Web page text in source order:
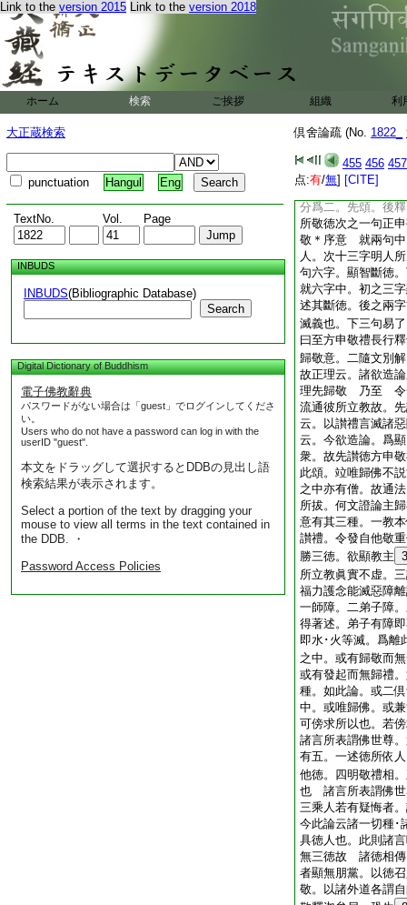
Link to the version 2015 Link to the version 2018
ホーム 検索 ご挨拶 組織 利
大正蔵検索
punctuation Hangul Eng
TextNo. Vol. Page
INBUDS
INBUDS(Bibliographic Database)
Search
Digital Dictionary of Buddhism
電子佛教辭典
パスワードがない場合は「guest」でログインしてくださ
い。
Users who do not have a password can log in with the
userID "guest".
本文をドラッグして選択するとDDBの見出し語
検索結果が表示されます。
Select a portion of the text by dragging your
mouse to view all terms in the text contained in
the DDB. ・
Password Access Policies
倶舍論疏 (No. 1822_
455 456 457
点:有/無] [CITE]
先明智 亦可。三
品已明。或隨眠品
及無漏等。並據正
非無交雜 三依文
釋頌流通 前三後
十唯識
22 論。或
等。或二倶有。如
智等 前三頌中有二
敬序。次之二頌明
分爲二。先頌。後
所敬徳次之一句正
敬＊序意 就兩句中
人。次十三字明人
句六字。顯智斷徳
就六字中。初之三
述其斷徳。後之兩
滅義也。下三句易
曰至方申敬禮長行
歸敬意。二隨文別
故正理云。諸欲造
理先歸敬 乃至 令
流通彼所立教故。
云。以讃禮言滅諸
云。今欲造論。爲
衆。故先讃徳方申
此頌。竝唯歸佛不
之中亦有僧。故通
所拔。何文證論主
意有其三種。一教
讃禮。令發自他敬
勝三徳。欲顯教主 3
所立教眞實不虚。
福力護念能滅惡障
一師障。二弟子障
得著述。弟子有障
即水･火等滅。爲
之中。或有歸敬而
或有發起而無歸禮
種。如此論。或二
中。或唯歸佛。或
可傍求所以也。
諸言所表謂佛世尊
有五。一述徳所依
他徳。四明敬禮相
也 諸言所表謂佛世
三乘人若有疑悔者
今此論云諸一切種･
具徳人也。此則諸
無三徳故 諸徳相傳
者顯無朋黨。以徳
敬。以諸外道各謂